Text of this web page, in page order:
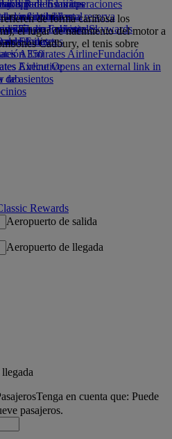
777
de Emirates
A350
Executive
de asientos
para los niños
infantiles
para niños
en las operaciones
medioambiental
medioambientales
Emirates AirlineFundación
Airline Opens an external link in
tab
Rail
de millas
sesión en Emirates Skywards
y app de Emirates
o cambiar una reserva
en los viajes
de Emirates
de forma cariñosa los
el lugar de nacimiento del motor a
Cadbury, el tenis sobre
Rewards
Aeropuerto de salida
Aeropuerto de llegada
Tenga en cuenta que: Puede
pasajeros.